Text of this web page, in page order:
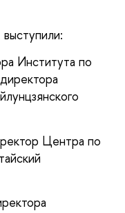
Института по
Центра по